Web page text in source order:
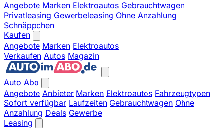
Angebote Marken Elektroautos Gebrauchtwagen
Privatleasing Gewerbeleasing Ohne Anzahlung
Schnäppchen
Kaufen
Angebote Marken Elektroautos
Verkaufen Autos Magazin
Auto Abo
Angebote Anbieter Marken Elektroautos Fahrzeugtypen
Sofort verfügbar Laufzeiten Gebrauchtwagen Ohne
Anzahlung Deals Gewerbe
Leasing